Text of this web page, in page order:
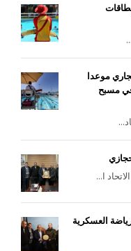
22 نيسان الجاري موعدا
في مسبح
ا...
العسكرية